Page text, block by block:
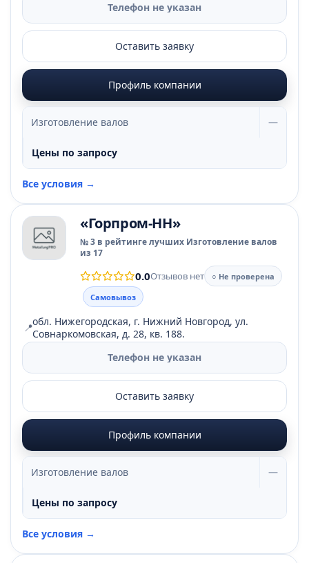
Телефон не указан
Оставить заявку
Профиль компании
Изготовление валов —
Цены по запросу
Все условия →
«Горпром-НН»
№ 3 в рейтинге лучших Изготовление валов
из 17
0.0Отзывов нет
○ Не проверена
Самовывоз
📍обл. Нижегородская, г. Нижний Новгород, ул.
Совнаркомовская, д. 28, кв. 188.
Телефон не указан
Оставить заявку
Профиль компании
Изготовление валов —
Цены по запросу
Все условия →